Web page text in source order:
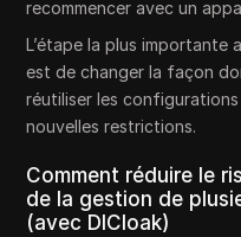
recommencer avec un
L’étape la plus importante
est de changer la façon
réutiliser les
nouvelles restrictions.
Comment réduire le
de la gestion de
(avec DICloak)